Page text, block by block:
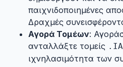
παιχνιδοποιημένες
Δραχμές
Αγορά Τομέων:
ανταλλάξτε τομείς .IA
ιχνηλασιμότητα των